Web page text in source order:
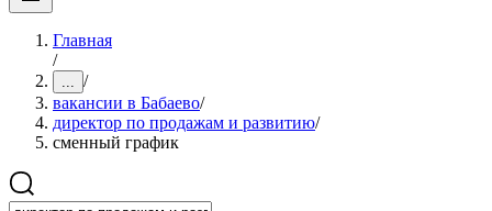
Главная
/
... /
вакансии в Бабаево/
директор по продажам и развитию/
сменный график